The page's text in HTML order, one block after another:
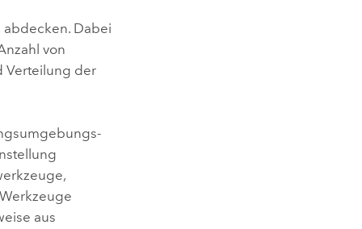
abdecken. Dabei
von
Verteilung der
aus